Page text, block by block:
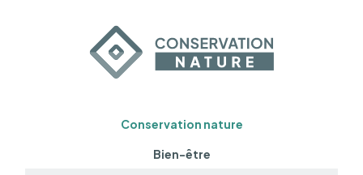
Conservation nature
Bien-être